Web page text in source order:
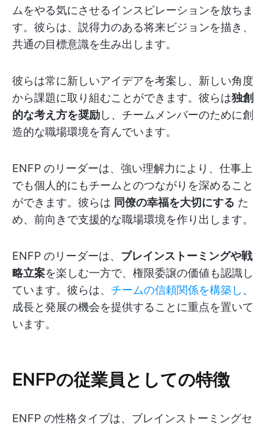
ムをやる気にさせるインスピレーションを放ちま
す。彼らは、説得力のある将来ビジョンを描き、
共通の目標意識を生み出します。
彼らは常に新しいアイデアを考案し、新しい角度
から課題に取り組むことができます。彼らは独創
的な考え方を奨励し、チームメンバーのために創
造的な職場環境を育んでいます。
ENFP のリーダーは、強い理解力により、仕事上
でも個人的にもチームとのつながりを深めること
ができます。彼らは 同僚の幸福を大切にする た
め、前向きで支援的な職場環境を作り出します。
ENFP のリーダーは、 ブレインストーミングや戦
略立案を楽しむ一方で、権限委譲の価値も認識し
ています。彼らは、 チームの信頼関係を構築し 、
成長と発展の機会を提供することに重点を置いて
います。
ENFPの従業員としての特徴
ENFP の性格タイプは、ブレインストーミングセ